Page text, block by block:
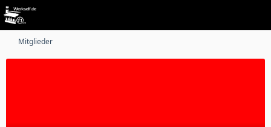
Mitglieder